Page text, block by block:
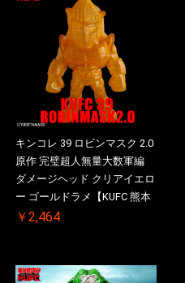
キンコレ 39 ロビンマスク 2.0
原作 完璧超人無量大数軍編
ダメージヘッド クリアイエロ
ー ゴールドラメ【KUFC 熊本
応援プロジェクト】対象商品
￥2,464